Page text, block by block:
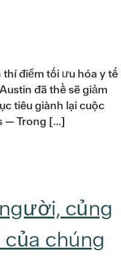
điểm tối ưu hóa y tế
đã thề sẽ giảm
tiêu giành lại cuộc
— Trong […]
củng
chúng